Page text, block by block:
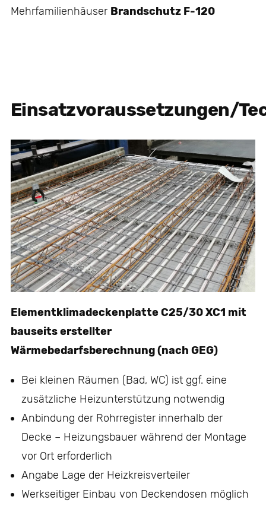
Mehrfamilienhäuser Brandschutz F-120
Einsatzvoraussetzungen/
Elementklimadeckenplatte C25/30 XC1 mit
bauseits erstellter
Wärmebedarfsberechnung (nach GEG)
Bei kleinen Räumen (Bad, WC) ist ggf. eine
zusätzliche Heizunterstützung notwendig
Anbindung der Rohrregister innerhalb der
Decke – Heizungsbauer während der Montage
vor Ort erforderlich
Angabe Lage der Heizkreisverteiler
Werkseitiger Einbau von Deckendosen möglich